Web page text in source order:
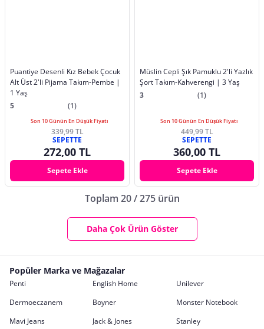
Puantiye Desenli Kız Bebek Çocuk
Alt Üst 2'li Pijama Takım-Pembe |
1 Yaş
5
(1)
Son 10 Günün En Düşük Fiyatı
339,99 TL
SEPETTE
272,00 TL
Sepete Ekle
Müslin Cepli Şık Pamuklu 2'li Yazlık
Şort Takım-Kahverengi | 3 Yaş
3
(1)
Son 10 Günün En Düşük Fiyatı
449,99 TL
SEPETTE
360,00 TL
Sepete Ekle
Toplam 20 / 275 ürün
Daha Çok Ürün Göster
Popüler Marka ve Mağazalar
Penti English Home
Unilever
Dermoeczanem
Boyner
Monster Notebook
Mavi Jeans
Jack & Jones
Stanley